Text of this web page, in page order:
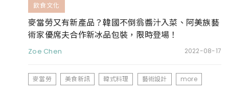
飲食文化
麥當勞又有新產品？韓國不倒翁醬汁入菜、阿美族藝
術家優席夫合作新冰品包裝，限時登場！
Zoe Chen 2022-08-17
麥當勞 美食新訊 韓式料理 藝術設計 more